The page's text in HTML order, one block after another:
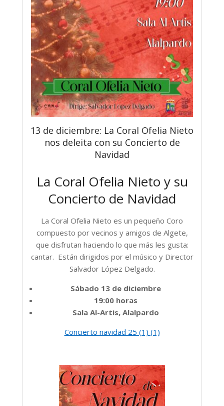
13 de diciembre: La Coral Ofelia Nieto
nos deleita con su Concierto de
Navidad
La Coral Ofelia Nieto y su
Concierto de Navidad
La Coral Ofelia Nieto es un pequeño Coro
compuesto por vecinos y amigos de Algete,
que disfrutan haciendo lo que más les gusta:
cantar. Están dirigidos por el músico y Director
Salvador López Delgado.
Sábado 13 de diciembre
19:00 horas
Sala Al-Artis, Alalpardo
Concierto navidad 25 (1) (1)